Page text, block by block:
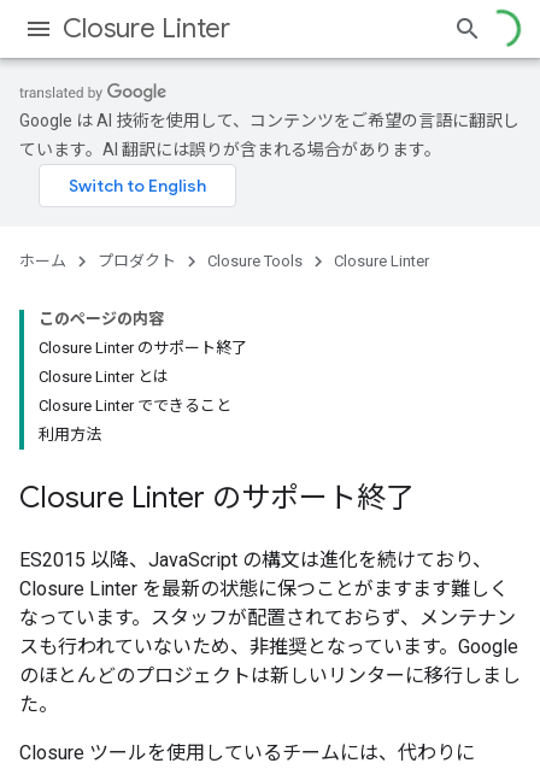
Closure Linter
Google は AI 技術を使用して、コンテンツをご希望の言語に翻訳し
ています。AI 翻訳には誤りが含まれる場合があります。
ホーム プロダクト Closure Tools Closure Linter
このページの内容
Closure Linter のサポート終了
Closure Linter とは
Closure Linter でできること
利用方法
Closure Linter のサポート終了
ES2015 以降、JavaScript の構文は進化を続けており、
Closure Linter を最新の状態に保つことがますます難しく
なっています。スタッフが配置されておらず、メンテナン
スも行われていないため、非推奨となっています。Google
のほとんどのプロジェクトは新しいリンターに移行しまし
た。
Closure ツールを使用しているチームには、代わりに